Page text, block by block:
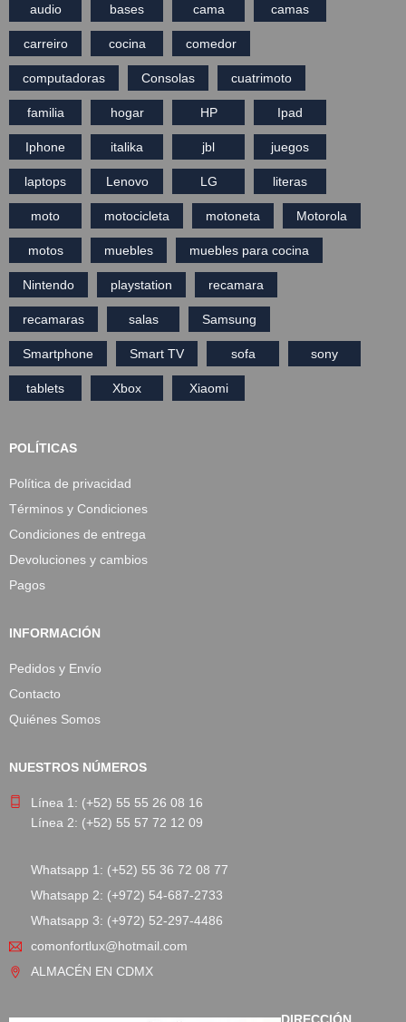
audio bases cama camas
carreiro cocina comedor
computadoras Consolas cuatrimoto
familia hogar HP Ipad
Iphone italika jbl juegos
laptops Lenovo LG literas
moto motocicleta motoneta Motorola
motos muebles muebles para cocina
Nintendo playstation recamara
recamaras salas Samsung
Smartphone Smart TV sofa sony
tablets Xbox Xiaomi
POLÍTICAS
Política de privacidad
Términos y Condiciones
Condiciones de entrega
Devoluciones y cambios
Pagos
INFORMACIÓN
Pedidos y Envío
Contacto
Quiénes Somos
NUESTROS NÚMEROS
Línea 1: (+52) 55 55 26 08 16
Línea 2: (+52) 55 57 72 12 09
Whatsapp 1: (+52) 55 36 72 08 77
Whatsapp 2: (+972) 54-687-2733
Whatsapp 3: (+972) 52-297-4486
comonfortlux@hotmail.com
ALMACÉN EN CDMX
DIRECCIÓN